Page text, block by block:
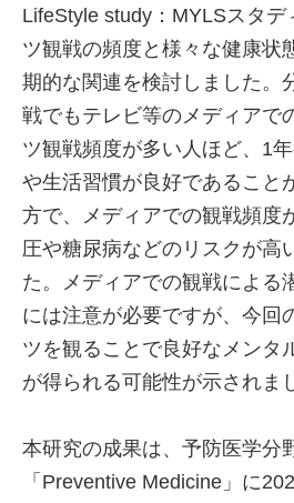
LifeStyle study：MYLSスタデ
ツ観戦の頻度と様々な健康状
期的な関連を検討しました。
戦でもテレビ等のメディアで
ツ観戦頻度が多い人ほど、1
や生活習慣が良好であること
方で、メディアでの観戦頻度
圧や糖尿病などのリスクが高
た。メディアでの観戦による
には注意が必要ですが、今回
ツを観ることで良好なメンタ
が得られる可能性が示されま
本研究の成果は、予防医学分
「Preventive Medicine」に